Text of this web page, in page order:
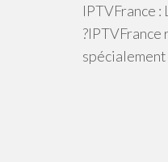
IPTVFrance